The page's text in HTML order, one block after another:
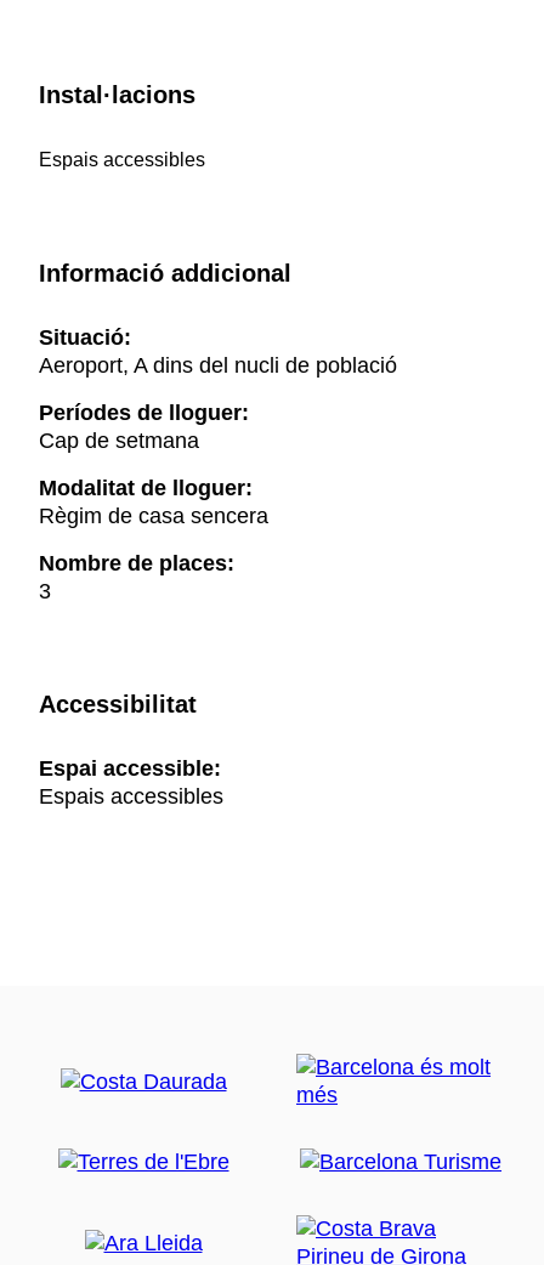
Instal·lacions
Espais accessibles
Informació addicional
Situació:
Aeroport, A dins del nucli de població
Períodes de lloguer:
Cap de setmana
Modalitat de lloguer:
Règim de casa sencera
Nombre de places:
3
Accessibilitat
Espai accessible:
Espais accessibles